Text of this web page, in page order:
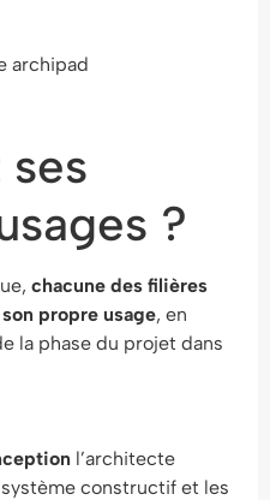
?
chacune des filières
propre usage, en
la phase du projet dans
l’architecte
constructif et les